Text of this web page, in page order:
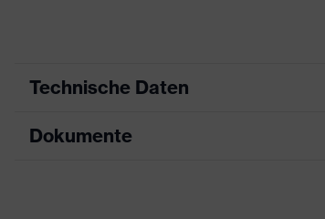
Technische Daten
Produktart
Dokumente